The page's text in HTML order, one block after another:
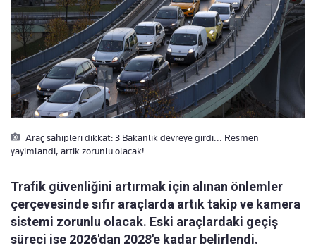
Araç sahipleri dikkat: 3 Bakanlik devreye girdi... Resmen
yayimlandi, artik zorunlu olacak!
Trafik güvenliğini artırmak için alınan önlemler
çerçevesinde sıfır araçlarda artık takip ve kamera
sistemi zorunlu olacak. Eski araçlardaki geçiş
süreci ise 2026'dan 2028'e kadar belirlendi.